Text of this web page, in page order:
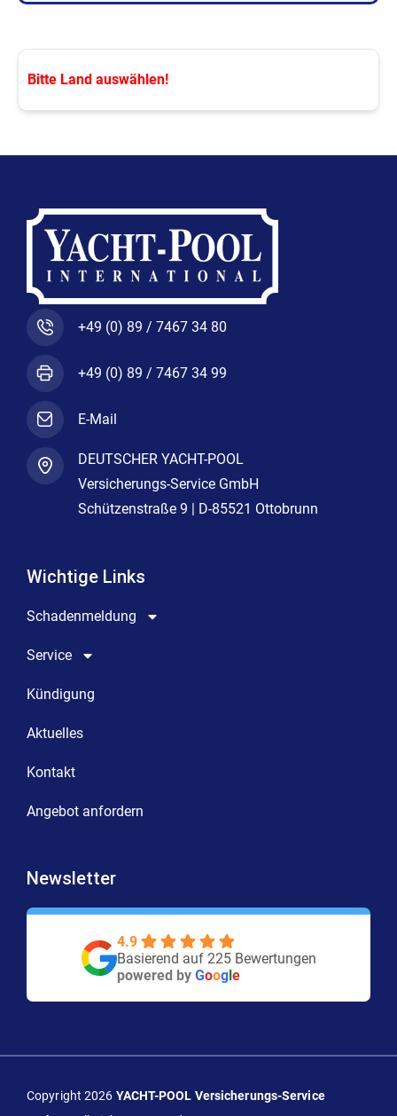
Bitte Land auswählen!
+49 (0) 89 / 7467 34 80
+49 (0) 89 / 7467 34 99
E-Mail
DEUTSCHER YACHT-POOL
Versicherungs-Service GmbH
Schützenstraße 9 | D-85521 Ottobrunn
Wichtige Links
Schadenmeldung
Service
Kündigung
Aktuelles
Kontakt
Angebot anfordern
Newsletter
4.9
Basierend auf 225 Bewertungen
powered by Google
Copyright 2026 YACHT-POOL Versicherungs-Service